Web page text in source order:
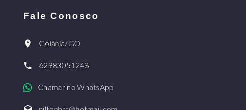
Fale Conosco
Goiânia/GO
62983051248
Chamar no WhatsApp